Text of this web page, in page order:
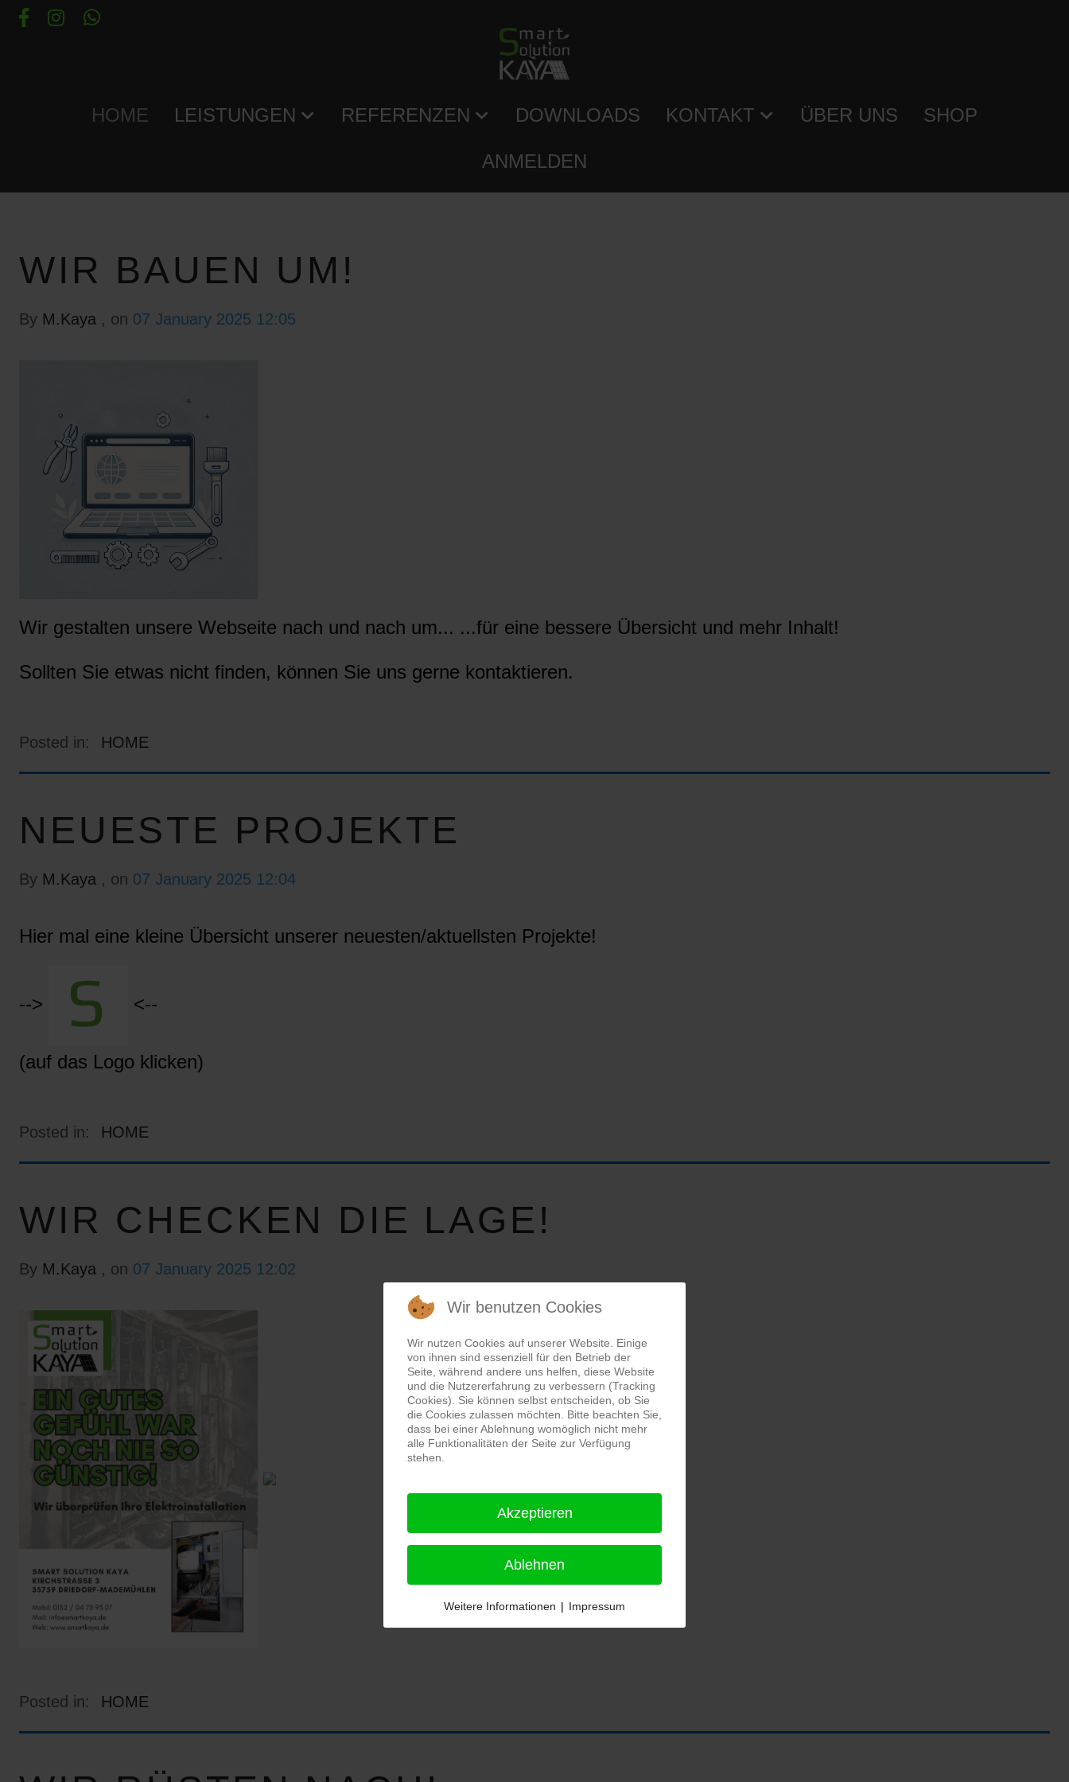
HOME LEISTUNGEN REFERENZEN DOWNLOADS KONTAKT ÜBER UNS SHOP
ANMELDEN
WIR BAUEN UM!
By M.Kaya , on 07 January 2025 12:05
Wir gestalten unsere Webseite nach und nach um... ...für eine bessere Übersicht und mehr Inhalt!
Sollten Sie etwas nicht finden, können Sie uns gerne kontaktieren.
Posted in: HOME
NEUESTE PROJEKTE
By M.Kaya , on 07 January 2025 12:04
Hier mal eine kleine Übersicht unserer neuesten/aktuellsten Projekte!
--> <--
(auf das Logo klicken)
Posted in: HOME
WIR CHECKEN DIE LAGE!
By M.Kaya , on 07 January 2025 12:02
Posted in: HOME
Wir benutzen Cookies
Wir nutzen Cookies auf unserer Website. Einige
von ihnen sind essenziell für den Betrieb der
Seite, während andere uns helfen, diese Website
und die Nutzererfahrung zu verbessern (Tracking
Cookies). Sie können selbst entscheiden, ob Sie
die Cookies zulassen möchten. Bitte beachten Sie,
dass bei einer Ablehnung womöglich nicht mehr
alle Funktionalitäten der Seite zur Verfügung
stehen.
Akzeptieren
Ablehnen
Weitere Informationen | Impressum